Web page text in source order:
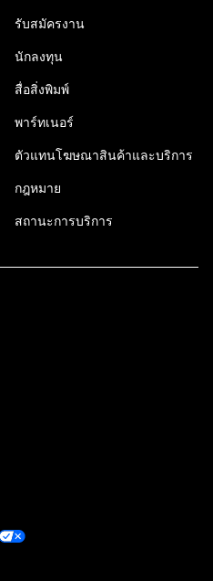
รับสมัครงาน
นักลงทุน
สื่อสิ่งพิมพ์
พาร์ทเนอร์
ตัวแทนโฆษณาสินค้าและบริการ
กฎหมาย
สถานะการบริการ